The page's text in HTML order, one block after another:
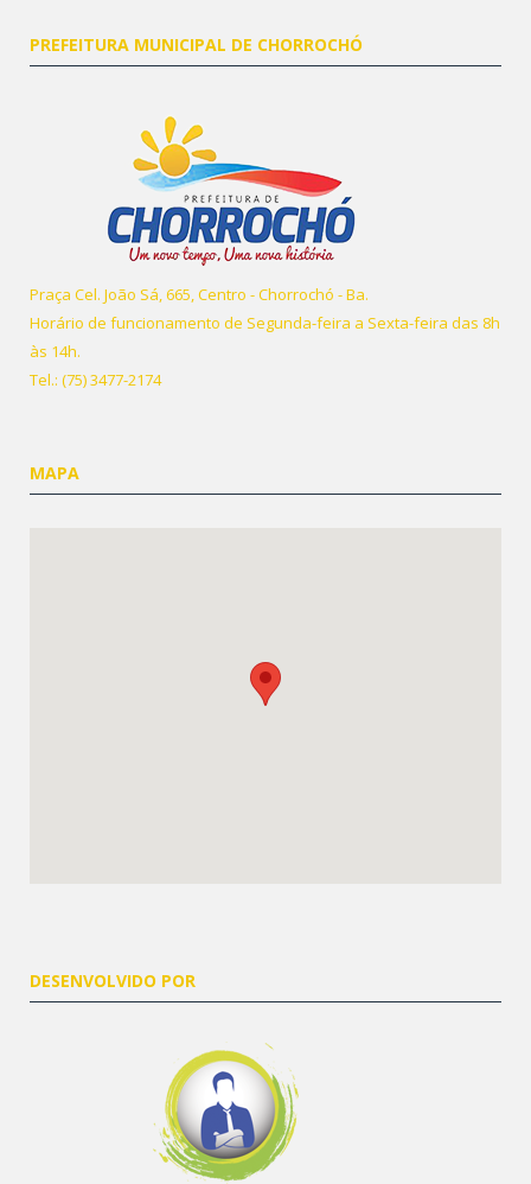
PREFEITURA MUNICIPAL DE CHORROCHÓ
Praça Cel. João Sá, 665, Centro - Chorrochó - Ba.
Horário de funcionamento de Segunda-feira a Sexta-feira das 8h
às 14h.
Tel.: (75) 3477-2174
MAPA
DESENVOLVIDO POR